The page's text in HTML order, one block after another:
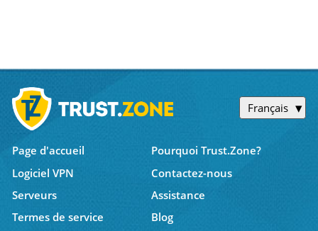
Français
Page d'accueil
Pourquoi Trust.Zone?
Logiciel VPN
Contactez-nous
Serveurs
Assistance
Termes de service
Blog